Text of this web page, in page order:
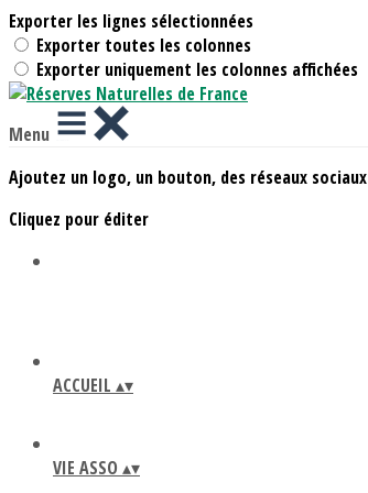
Exporter les lignes sélectionnées
Exporter toutes les colonnes
Exporter uniquement les colonnes affichées
Menu
Ajoutez un logo, un bouton, des réseaux sociaux
Cliquez pour éditer
ACCUEIL ▴▾
VIE ASSO ▴▾